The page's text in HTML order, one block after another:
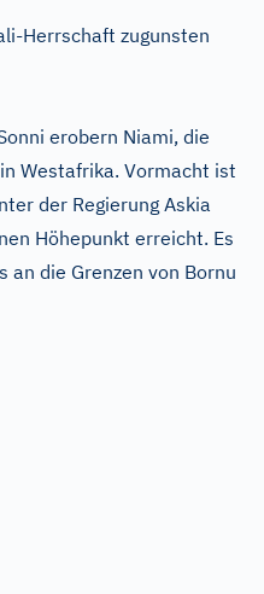
Herrschaft zugunsten
erobern Niami, die
Westafrika. Vormacht ist
der Regierung Askia
Höhepunkt erreicht. Es
an die Grenzen von Bornu